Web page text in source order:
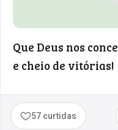
Que Deus nos
e cheio de vitórias!
57 curtidas